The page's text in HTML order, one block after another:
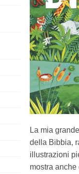
La mia
della Bibbia,
illustrazioni
mostra